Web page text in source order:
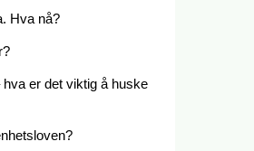
Hva nå?
er det viktig å huske